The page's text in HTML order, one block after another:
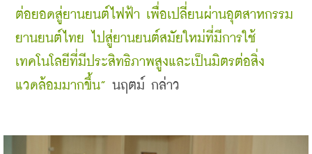
ต่อยอดสู่ยานยนต์ไฟฟ้า เพื่อเปลี่ยนผ่านอุตสาหกรรม
ยานยนต์ไทย ไปสู่ยานยนต์สมัยใหม่ที่มีการใช้
เทคโนโลยีที่มีประสิทธิภาพสูงและเป็นมิตรต่อสิ่ง
แวดล้อมมากขึ้น” นฤตม์ กล่าว